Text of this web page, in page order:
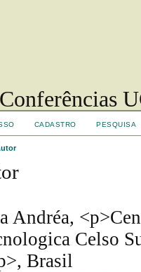
Conferências
CADASTRO PESQUISA
Andréa,
Celso
Brasil